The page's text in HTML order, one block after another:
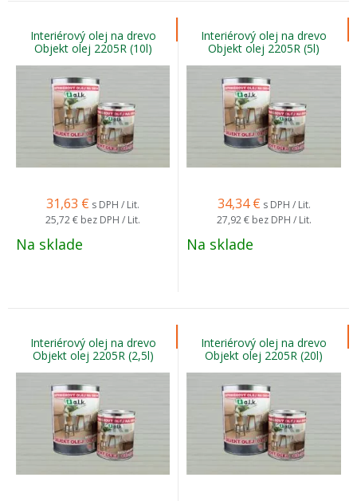
Interiérový olej na drevo
Objekt olej 2205R (10l)
31,63 € s DPH / Lit.
25,72 € bez DPH / Lit.
Na sklade
Interiérový olej na drevo
Objekt olej 2205R (5l)
34,34 € s DPH / Lit.
27,92 € bez DPH / Lit.
Na sklade
Interiérový olej na drevo
Objekt olej 2205R (2,5l)
Interiérový olej na drevo
Objekt olej 2205R (20l)